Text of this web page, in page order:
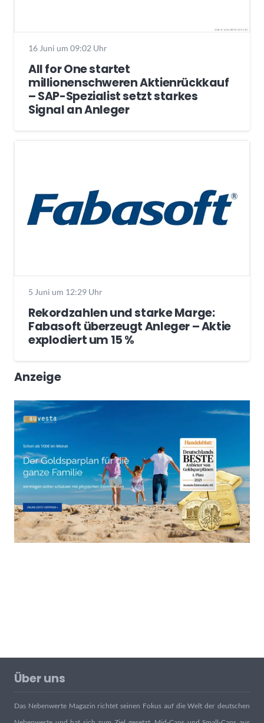
16 Juni um 09:02 Uhr
All for One startet
millionenschweren Aktienrückkauf
– SAP-Spezialist setzt starkes
Signal an Anleger
5 Juni um 12:29 Uhr
Rekordzahlen und starke Marge:
Fabasoft überzeugt Anleger – Aktie
explodiert um 15 %
Anzeige
Über uns
Das Nebenwerte Magazin richtet seinen Fokus auf die Welt der deutschen